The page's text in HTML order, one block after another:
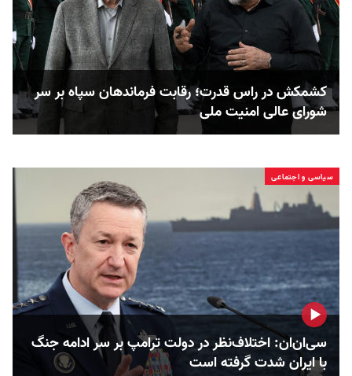
کشمکش در راس قدرت؛ رقابت فرماندهان سپاه بر سر
شورای عالی امنیت ملی
سیاسی و اجتماعی
سی‌ان‌ان: اختلاف‌نظر در دولت ترامپ بر سر ادامه جنگ
با ایران شدت گرفته است